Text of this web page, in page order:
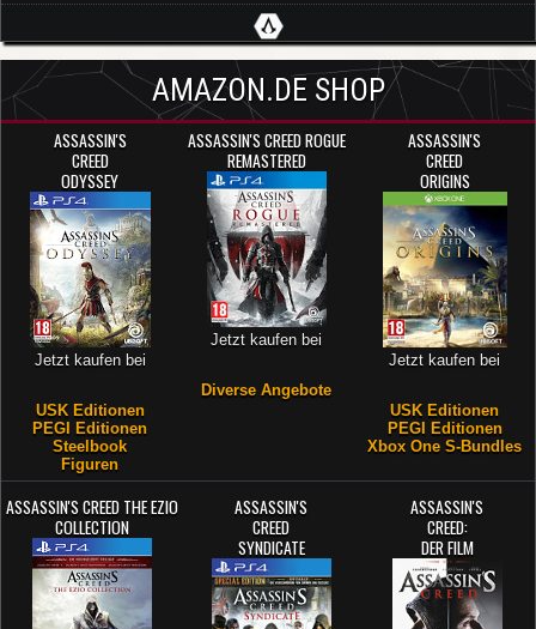
AMAZON.DE SHOP
ASSASSIN'S
CREED
ODYSSEY
Jetzt kaufen bei
USK Editionen
PEGI Editionen
Steelbook
Figuren
ASSASSIN'S CREED ROGUE
REMASTERED
Jetzt kaufen bei
Diverse Angebote
ASSASSIN'S
CREED
ORIGINS
Jetzt kaufen bei
USK Editionen
PEGI Editionen
Xbox One S-Bundles
ASSASSIN'S CREED THE EZIO
COLLECTION
ASSASSIN'S
CREED
SYNDICATE
ASSASSIN'S
CREED:
DER FILM